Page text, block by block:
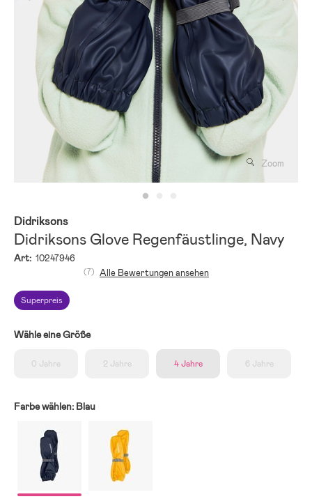
Zoom
Didriksons
Didriksons Glove Regenfäustlinge, Navy
Art: 10247946
Superpreis
(7) Alle Bewertungen ansehen
Wähle eine Größe
0 Jahre 2 Jahre 4 Jahre 6 Jahre
Farbe wählen: Blau